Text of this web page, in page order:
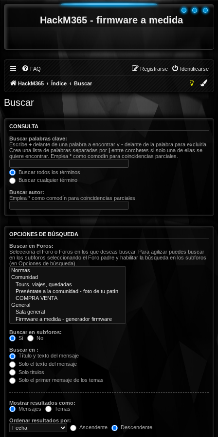
HackM365 - firmware a medida
FAQ Identificarse
Registrarse
HackM365 Índice Buscar
Buscar
CONSULTA
Buscar palabras clave:
Escribe + delante de una palabra a encontrar y - delante de la palabra para excluirla.
Crea una lista de palabras separadas por | entre corchetes si solo una de ellas se
quiere encontrar. Emplea * como comodín para coincidencias parciales.
Buscar todos los términos
Buscar cualquier término
Buscar autor:
Emplea * como comodín para coincidencias parciales.
OPCIONES DE BÚSQUEDA
Buscar en Foros:
Selecciona el Foro o Foros en los que deseas buscar. Para agilizar puedes buscar
en los subforos seleccionando el Foro padre y habilitar la búsqueda en los subforos
(en Opciones de búsqueda).
Buscar en subforos:
Sí
No
Buscar en :
Título y texto del mensaje
Solo el texto del mensaje
Solo títulos
Solo el primer mensaje de los temas
Mostrar resultados como:
Mensajes
Temas
Ordenar resultados por:
Ascendente
Descendente